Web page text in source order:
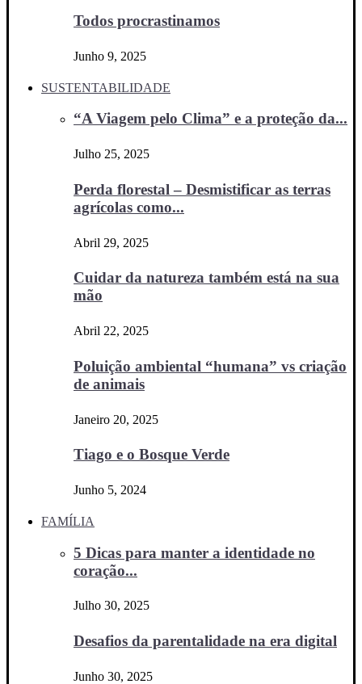
Todos procrastinamos
Junho 9, 2025
SUSTENTABILIDADE
“A Viagem pelo Clima” e a proteção da...
Julho 25, 2025
Perda florestal – Desmistificar as terras
agrícolas como...
Abril 29, 2025
Cuidar da natureza também está na sua
mão
Abril 22, 2025
Poluição ambiental “humana” vs criação
de animais
Janeiro 20, 2025
Tiago e o Bosque Verde
Junho 5, 2024
FAMÍLIA
5 Dicas para manter a identidade no
coração...
Julho 30, 2025
Desafios da parentalidade na era digital
Junho 30, 2025